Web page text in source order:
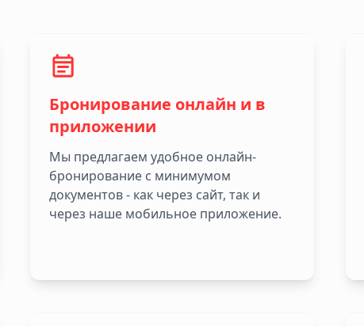
Бронирование онлайн и в
приложении
Мы предлагаем удобное онлайн-
бронирование с минимумом
документов - как через сайт, так и
через наше мобильное приложение.